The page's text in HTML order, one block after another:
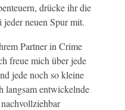
drücke ihr die
neuen Spur mit.
Partner in Crime
freue mich über jede
jede noch so kleine
langsam entwickelnde